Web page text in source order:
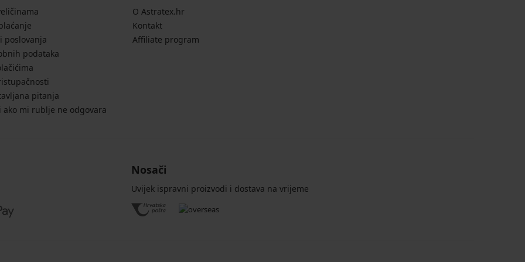
poslovanja
podataka
pitanja
ako mi rublje ne odgovara
O Astratex.hr
Kontakt
Affiliate program
Nosači
Uvijek ispravni proizvodi i dostava na vrijeme